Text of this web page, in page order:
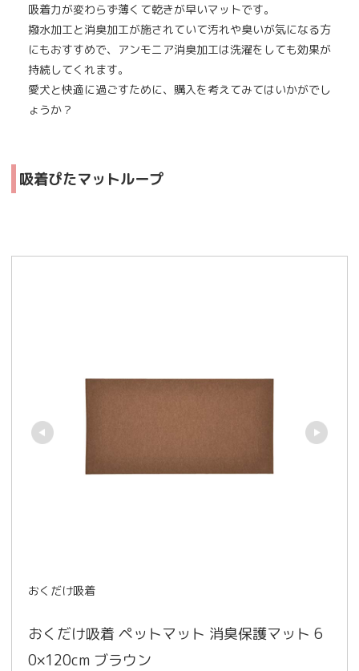
吸着力が変わらず薄くて乾きが早いマットです。
撥水加工と消臭加工が施されていて汚れや臭いが気になる方
にもおすすめで、アンモニア消臭加工は洗濯をしても効果が
持続してくれます。
愛犬と快適に過ごすために、購入を考えてみてはいかがでし
ょうか？
吸着ぴたマットループ
おくだけ吸着
おくだけ吸着 ペットマット 消臭保護マット 6
0×120cm ブラウン